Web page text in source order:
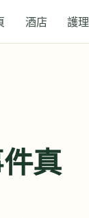
酒店 護理
真